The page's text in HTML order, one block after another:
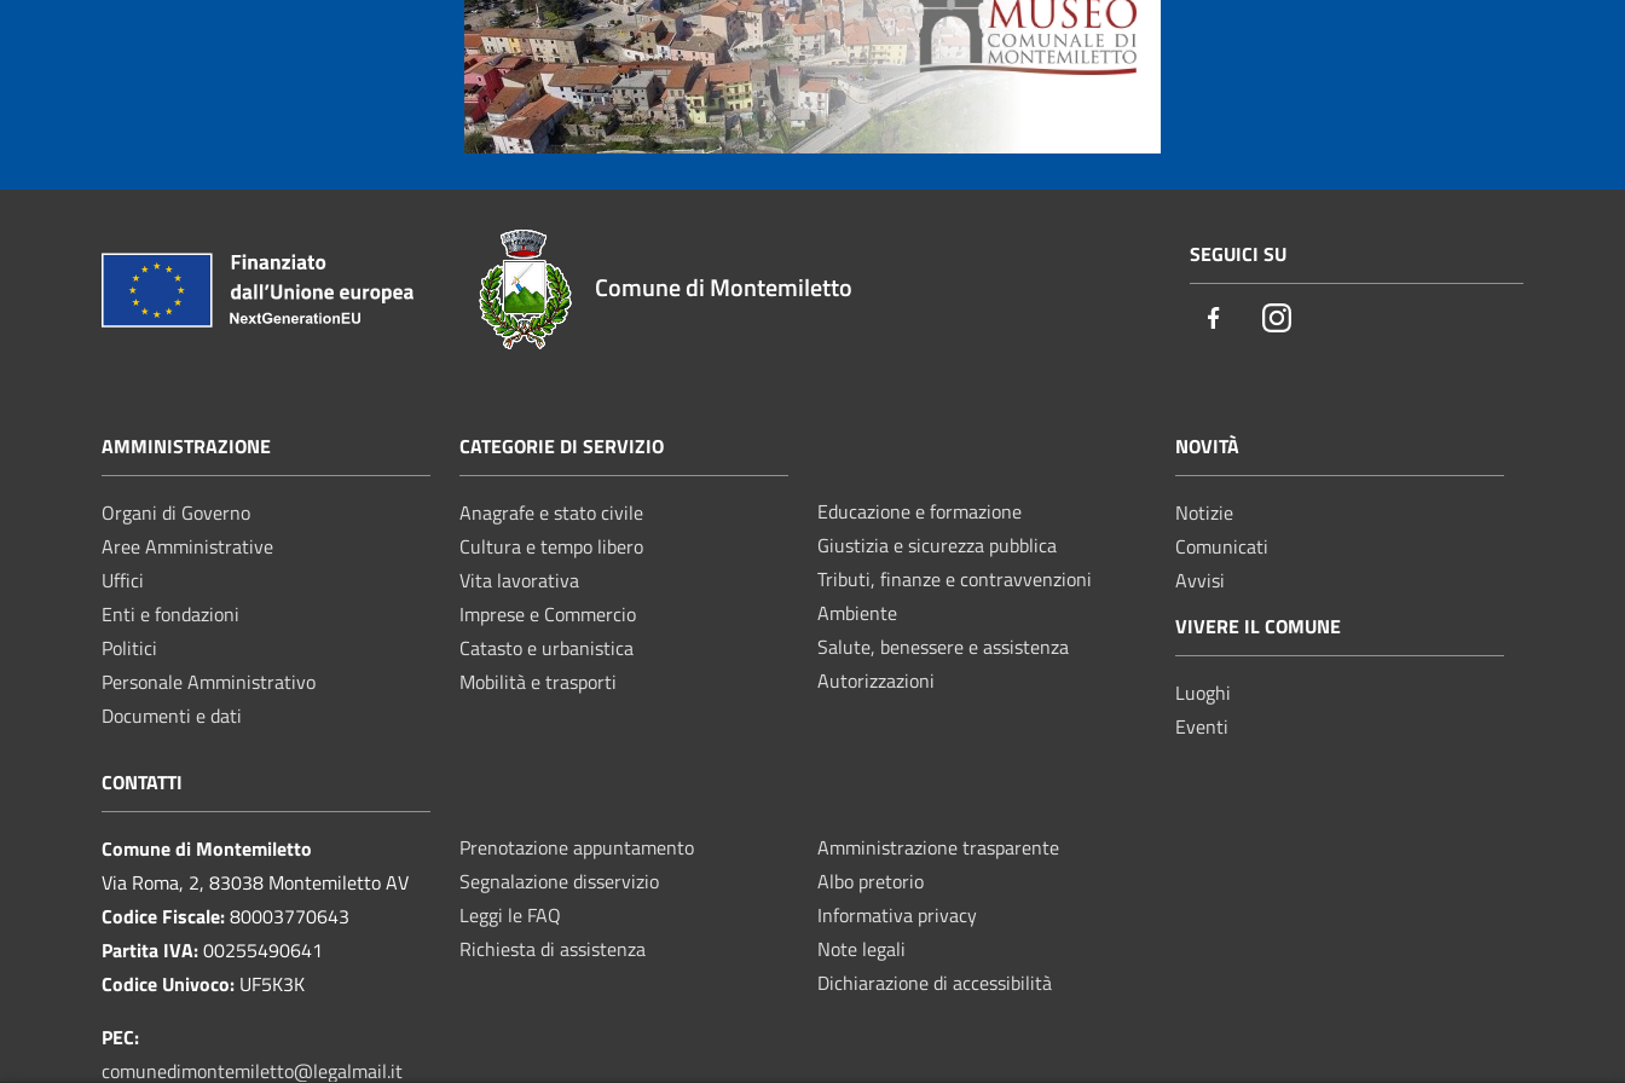
Comune di Montemiletto
SEGUICI SU
FacebookInstagram
AMMINISTRAZIONE
Organi di Governo
Aree Amministrative
Uffici
Enti e fondazioni
Politici
Personale Amministrativo
Documenti e dati
CATEGORIE DI SERVIZIO
Anagrafe e stato civile
Cultura e tempo libero
Vita lavorativa
Imprese e Commercio
Catasto e urbanistica
Mobilità e trasporti
Educazione e formazione
Giustizia e sicurezza pubblica
Tributi, finanze e contravvenzioni
Ambiente
Salute, benessere e assistenza
Autorizzazioni
NOVITÀ
Notizie
Comunicati
Avvisi
VIVERE IL COMUNE
Luoghi
Eventi
CONTATTI
Comune di Montemiletto
Via Roma, 2, 83038 Montemiletto AV
Codice Fiscale:80003770643
Partita IVA:00255490641
Codice Univoco: UF5K3K
PEC:
comunedimontemiletto@legalmail.it
Prenotazione appuntamento
Segnalazione disservizio
Leggi le FAQ
Richiesta di assistenza
Amministrazione trasparente
Albo pretorio
Informativa privacy
Note legali
Dichiarazione di accessibilità